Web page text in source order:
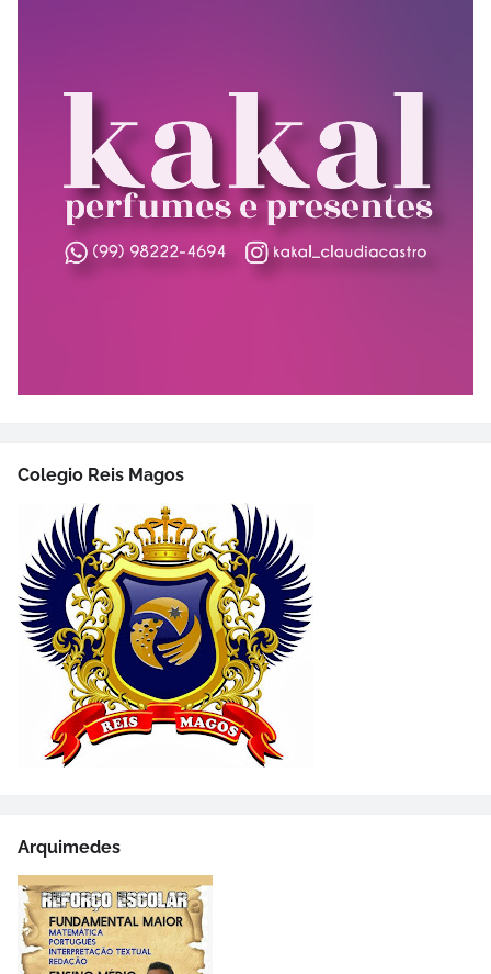
Colegio Reis Magos
Arquimedes